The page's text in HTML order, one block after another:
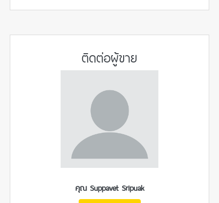
ติดต่อผู้ขาย
คุณ Suppavet Sripuak